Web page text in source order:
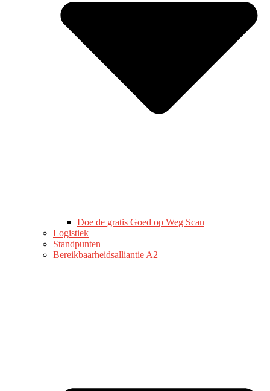
Doe de gratis Goed op Weg Scan
Logistiek
Standpunten
Bereikbaarheidsalliantie A2